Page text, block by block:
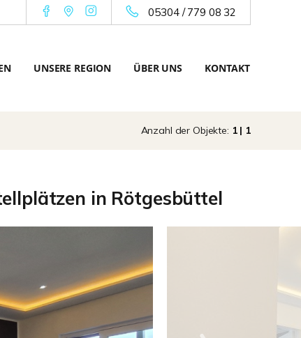
05304 / 779 08 32
UNSERE REGION ÜBER UNS KONTAKT
Anzahl der Objekte: 1 | 1
in Rötgesbüttel